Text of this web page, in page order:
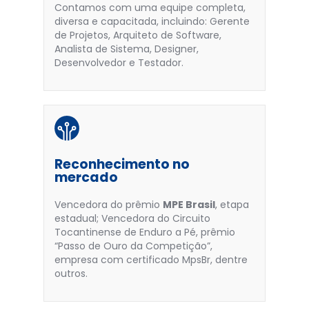
Contamos com uma equipe completa,
diversa e capacitada, incluindo: Gerente
de Projetos, Arquiteto de Software,
Analista de Sistema, Designer,
Desenvolvedor e Testador.
Reconhecimento no
mercado
Vencedora do prêmio MPE Brasil, etapa
estadual; Vencedora do Circuito
Tocantinense de Enduro a Pé, prêmio
“Passo de Ouro da Competição”,
empresa com certificado MpsBr, dentre
outros.